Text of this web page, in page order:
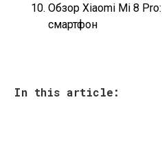
Обзор Xiaomi Mi 8
смартфон
In this article: